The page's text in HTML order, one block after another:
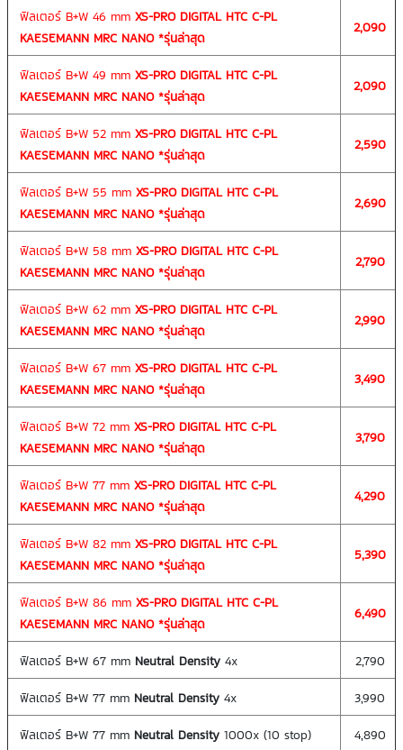
ฟิลเตอร์ B+W 46 mm XS-PRO DIGITAL HTC C-PL
KAESEMANN MRC NANO *รุ่นล่าสุด
2,090
ฟิลเตอร์ B+W 49 mm XS-PRO DIGITAL HTC C-PL
KAESEMANN MRC NANO *รุ่นล่าสุด
2,090
ฟิลเตอร์ B+W 52 mm XS-PRO DIGITAL HTC C-PL
KAESEMANN MRC NANO *รุ่นล่าสุด
2,590
ฟิลเตอร์ B+W 55 mm XS-PRO DIGITAL HTC C-PL
KAESEMANN MRC NANO *รุ่นล่าสุด
2,690
ฟิลเตอร์ B+W 58 mm XS-PRO DIGITAL HTC C-PL
KAESEMANN MRC NANO *รุ่นล่าสุด
2,790
ฟิลเตอร์ B+W 62 mm XS-PRO DIGITAL HTC C-PL
KAESEMANN MRC NANO *รุ่นล่าสุด
2,990
ฟิลเตอร์ B+W 67 mm XS-PRO DIGITAL HTC C-PL
KAESEMANN MRC NANO *รุ่นล่าสุด
3,490
ฟิลเตอร์ B+W 72 mm XS-PRO DIGITAL HTC C-PL
KAESEMANN MRC NANO *รุ่นล่าสุด
3,790
ฟิลเตอร์ B+W 77 mm XS-PRO DIGITAL HTC C-PL
KAESEMANN MRC NANO *รุ่นล่าสุด
4,290
ฟิลเตอร์ B+W 82 mm XS-PRO DIGITAL HTC C-PL
KAESEMANN MRC NANO *รุ่นล่าสุด
5,390
ฟิลเตอร์ B+W 86 mm XS-PRO DIGITAL HTC C-PL
KAESEMANN MRC NANO *รุ่นล่าสุด
6,490
ฟิลเตอร์ B+W 67 mm Neutral Density4x
2,790
ฟิลเตอร์ B+W 77 mm Neutral Density4x
3,990
ฟิลเตอร์ B+W 77 mm Neutral Density1000x (10 stop)
4,890